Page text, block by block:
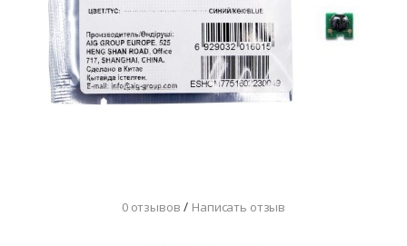
0 отзывов / Написать отзыв